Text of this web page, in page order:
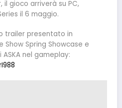
il gioco arriverà su PC,
il 6 maggio.
trailer presentato in
Show Spring Showcase e
nel gameplay: